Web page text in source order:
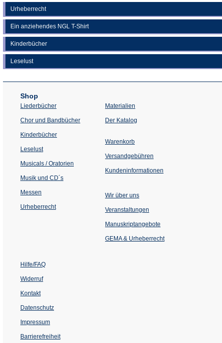
Urheberrecht
Ein anziehendes NGL T-Shirt
Kinderbücher
Leselust
Shop
Liederbücher
Chor und Bandbücher
Kinderbücher
Leselust
Musicals / Oratorien
Musik und CD´s
Messen
Urheberrecht
Materialien
Der Katalog
Warenkorb
Versandgebühren
Kundeninformationen
Wir über uns
Veranstaltungen
einem
Tab)
Manuskriptangebote
GEMA & Urheberrecht
Hilfe/FAQ
Widerruf
Kontakt
Datenschutz
Impressum
Barrierefreiheit